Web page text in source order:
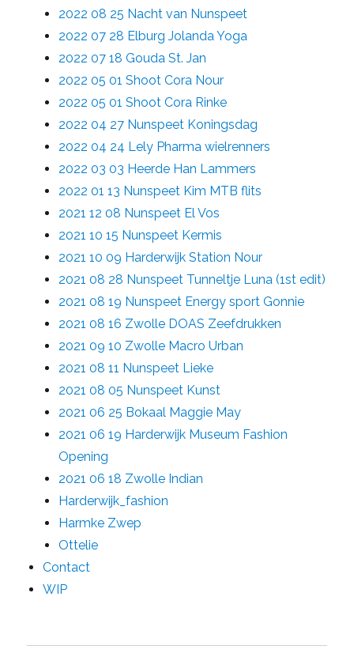
2022 08 25 Nacht van Nunspeet
2022 07 28 Elburg Jolanda Yoga
2022 07 18 Gouda St. Jan
2022 05 01 Shoot Cora Nour
2022 05 01 Shoot Cora Rinke
2022 04 27 Nunspeet Koningsdag
2022 04 24 Lely Pharma wielrenners
2022 03 03 Heerde Han Lammers
2022 01 13 Nunspeet Kim MTB flits
2021 12 08 Nunspeet El Vos
2021 10 15 Nunspeet Kermis
2021 10 09 Harderwijk Station Nour
2021 08 28 Nunspeet Tunneltje Luna (1st edit)
2021 08 19 Nunspeet Energy sport Gonnie
2021 08 16 Zwolle DOAS Zeefdrukken
2021 09 10 Zwolle Macro Urban
2021 08 11 Nunspeet Lieke
2021 08 05 Nunspeet Kunst
2021 06 25 Bokaal Maggie May
2021 06 19 Harderwijk Museum Fashion
Opening
2021 06 18 Zwolle Indian
Harderwijk_fashion
Harmke Zwep
Ottelie
Contact
WIP